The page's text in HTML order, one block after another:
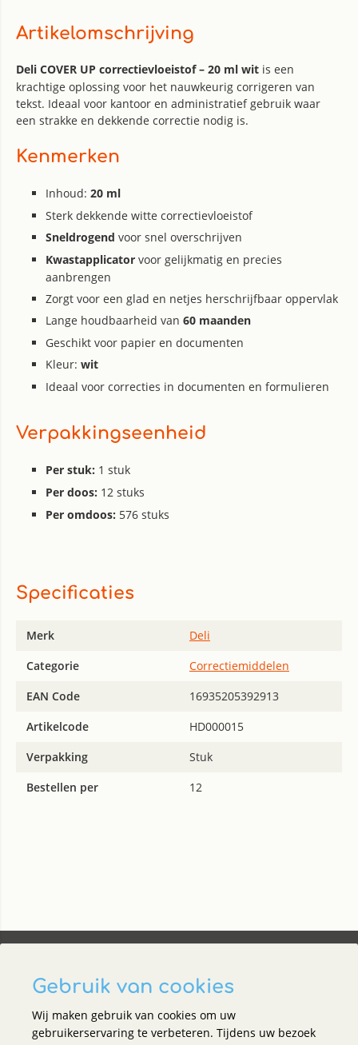
Artikelomschrijving
Deli COVER UP correctievloeistof – 20 ml wit is een
krachtige oplossing voor het nauwkeurig corrigeren van
tekst. Ideaal voor kantoor en administratief gebruik waar
een strakke en dekkende correctie nodig is.
Kenmerken
Inhoud: 20 ml
Sterk dekkende witte correctievloeistof
Sneldrogend voor snel overschrijven
Kwastapplicator voor gelijkmatig en precies
aanbrengen
Zorgt voor een glad en netjes herschrijfbaar oppervlak
Lange houdbaarheid van 60 maanden
Geschikt voor papier en documenten
Kleur: wit
Ideaal voor correcties in documenten en formulieren
Verpakkingseenheid
Per stuk: 1 stuk
Per doos: 12 stuks
Per omdoos: 576 stuks
Specificaties
Merk
Deli
Categorie
Correctiemiddelen
EAN Code
16935205392913
Artikelcode
HD000015
Verpakking
Stuk
Bestellen per
12
Social media
Gebruik van cookies
Wij maken gebruik van cookies om uw
gebruikerservaring te verbeteren. Tijdens uw bezoek